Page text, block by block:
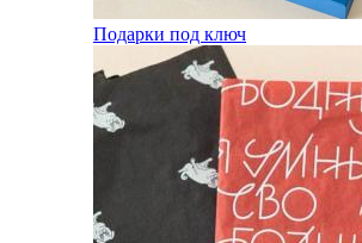
Подарки под ключ